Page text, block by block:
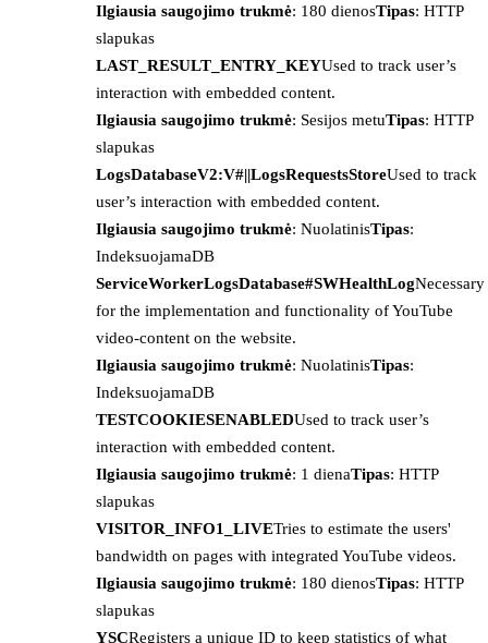
Ilgiausia saugojimo trukmė: 180 dienosTipas: HTTP
slapukas
LAST_RESULT_ENTRY_KEYUsed to track user’s
interaction with embedded content.
Ilgiausia saugojimo trukmė: Sesijos metuTipas: HTTP
slapukas
LogsDatabaseV2:V#||LogsRequestsStoreUsed to track
user’s interaction with embedded content.
Ilgiausia saugojimo trukmė: NuolatinisTipas:
IndeksuojamaDB
ServiceWorkerLogsDatabase#SWHealthLogNecessary
for the implementation and functionality of YouTube
video-content on the website.
Ilgiausia saugojimo trukmė: NuolatinisTipas:
IndeksuojamaDB
TESTCOOKIESENABLEDUsed to track user’s
interaction with embedded content.
Ilgiausia saugojimo trukmė: 1 dienaTipas: HTTP
slapukas
VISITOR_INFO1_LIVETries to estimate the users'
bandwidth on pages with integrated YouTube videos.
Ilgiausia saugojimo trukmė: 180 dienosTipas: HTTP
slapukas
YSCRegisters a unique ID to keep statistics of what